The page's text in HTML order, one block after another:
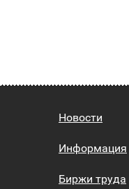
Новости
Информация
Биржи труда